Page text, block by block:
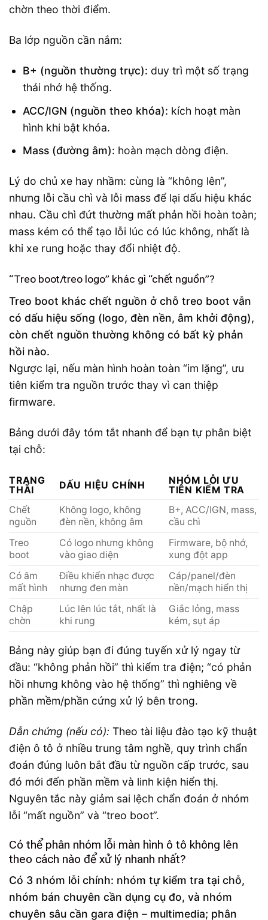
chờn theo thời điểm.
Ba lớp nguồn cần nắm:
B+ (nguồn thường trực): duy trì một số trạng
thái nhớ hệ thống.
ACC/IGN (nguồn theo khóa): kích hoạt màn
hình khi bật khóa.
Mass (đường âm): hoàn mạch dòng điện.
Lý do chủ xe hay nhầm: cùng là “không lên”,
nhưng lỗi cầu chì và lỗi mass để lại dấu hiệu khác
nhau. Cầu chì đứt thường mất phản hồi hoàn toàn;
mass kém có thể tạo lỗi lúc có lúc không, nhất là
khi xe rung hoặc thay đổi nhiệt độ.
“Treo boot/treo logo” khác gì “chết nguồn”?
Treo boot khác chết nguồn ở chỗ treo boot vẫn
có dấu hiệu sống (logo, đèn nền, âm khởi động),
còn chết nguồn thường không có bất kỳ phản
hồi nào.
Ngược lại, nếu màn hình hoàn toàn “im lặng”, ưu
tiên kiểm tra nguồn trước thay vì can thiệp
firmware.
Bảng dưới đây tóm tắt nhanh để bạn tự phân biệt
tại chỗ:
TRẠNG
THÁI
DẤU HIỆU CHÍNH
NHÓM LỖI ƯU
TIÊN KIỂM TRA
Chết
nguồn
Không logo, không
đèn nền, không âm
B+, ACC/IGN, mass,
cầu chì
Treo
boot
Có logo nhưng không
vào giao diện
Firmware, bộ nhớ,
xung đột app
Có âm
mất hình
Điều khiển nhạc được
nhưng đen màn
Cáp/panel/đèn
nền/mạch hiển thị
Chập
chờn
Lúc lên lúc tắt, nhất là
khi rung
Giắc lỏng, mass
kém, sụt áp
Bảng này giúp bạn đi đúng tuyến xử lý ngay từ
đầu: “không phản hồi” thì kiểm tra điện; “có phản
hồi nhưng không vào hệ thống” thì nghiêng về
phần mềm/phần cứng xử lý bên trong.
Dẫn chứng (nếu có): Theo tài liệu đào tạo kỹ thuật
điện ô tô ở nhiều trung tâm nghề, quy trình chẩn
đoán đúng luôn bắt đầu từ nguồn cấp trước, sau
đó mới đến phần mềm và linh kiện hiển thị.
Nguyên tắc này giảm sai lệch chẩn đoán ở nhóm
lỗi “mất nguồn” và “treo boot”.
Có thể phân nhóm lỗi màn hình ô tô không lên
theo cách nào để xử lý nhanh nhất?
Có 3 nhóm lỗi chính: nhóm tự kiểm tra tại chỗ,
nhóm bán chuyên cần dụng cụ đo, và nhóm
chuyên sâu cần gara điện – multimedia; phân